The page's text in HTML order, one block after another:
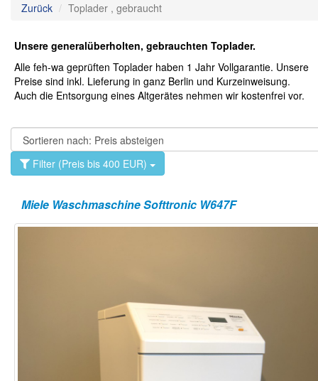
Zurück Toplader , gebraucht
Unsere generalüberholten, gebrauchten Toplader.
Alle feh-wa geprüften Toplader haben 1 Jahr Vollgarantie. Unsere
Preise sind inkl. Lieferung in ganz Berlin und Kurzeinweisung.
Auch die Entsorgung eines Altgerätes nehmen wir kostenfrei vor.
Filter (Preis bis 400 EUR)
Miele Waschmaschine Softtronic W647F